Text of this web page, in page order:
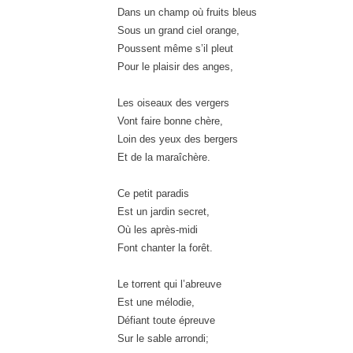
Dans un champ où fruits bleus
Sous un grand ciel orange
Poussent même s’il pleut
Pour le plaisir des anges
Les oiseaux des vergers
Vont faire bonne chère
Loin des yeux des bergers
Et de la maraîchère
Ce petit paradis
Est un jardin secret
Où les après-midi
Font chanter la forêt
Le torrent qui l’abreuve
Est une mélodie
Défiant toute épreuve
Sur le sable arrondi;